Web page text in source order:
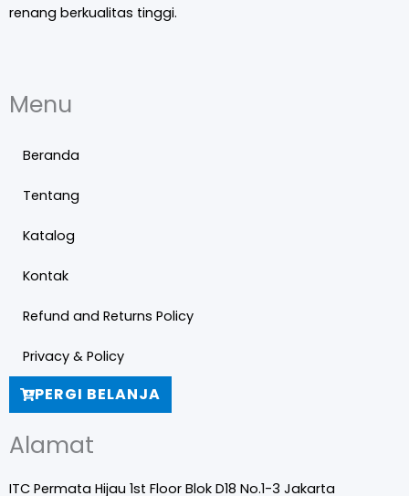
renang berkualitas tinggi.
Menu
Beranda
Tentang
Katalog
Kontak
Refund and Returns Policy
Privacy & Policy
PERGI BELANJA
Alamat
ITC Permata Hijau 1st Floor Blok D18 No.1-3 Jakarta